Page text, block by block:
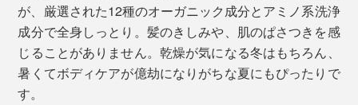
が、厳選された12種のオーガニック成分とアミノ系洗浄
成分で全身しっとり。髪のきしみや、肌のぱさつきを感
じることがありません。乾燥が気になる冬はもちろん、
暑くてボディケアが億劫になりがちな夏にもぴったりで
す。